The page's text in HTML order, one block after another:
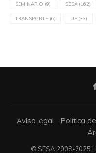
SEMINARIO (9) SESA (162)
TRANSPORTE (6) UE (33)
Aviso legal Política
© SESA 2008-2025 |